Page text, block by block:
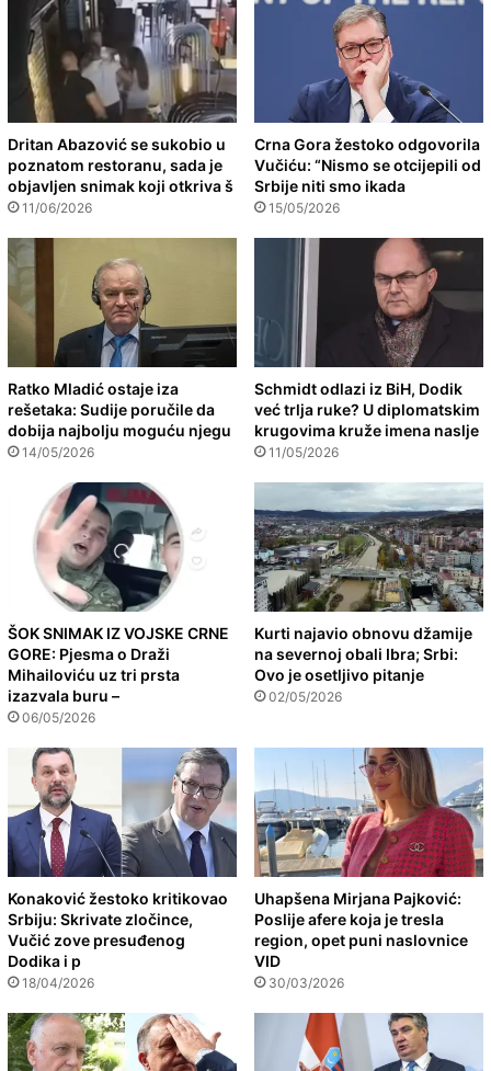
Dritan Abazović se sukobio u
poznatom restoranu, sada je
objavljen snimak koji otkriva š
11/06/2026
Crna Gora žestoko odgovorila
Vučiću: “Nismo se otcijepili od
Srbije niti smo ikada
15/05/2026
Ratko Mladić ostaje iza
rešetaka: Sudije poručile da
dobija najbolju moguću njegu
14/05/2026
Schmidt odlazi iz BiH, Dodik
već trlja ruke? U diplomatskim
krugovima kruže imena naslje
11/05/2026
ŠOK SNIMAK IZ VOJSKE CRNE
GORE: Pjesma o Draži
Mihailoviću uz tri prsta
izazvala buru –
06/05/2026
Kurti najavio obnovu džamije
na severnoj obali Ibra; Srbi:
Ovo je osetljivo pitanje
02/05/2026
Konaković žestoko kritikovao
Srbiju: Skrivate zločince,
Vučić zove presuđenog
Dodika i p
18/04/2026
Uhapšena Mirjana Pajković:
Poslije afere koja je tresla
region, opet puni naslovnice
VID
30/03/2026